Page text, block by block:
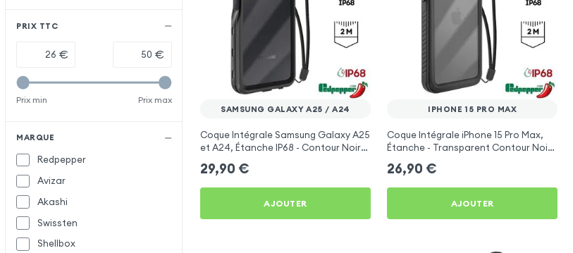
PRIX TTC
€ €
Prix min Prix max
MARQUE
Redpepper
Avizar
Akashi
Swissten
Shellbox
SAMSUNG GALAXY A25 / A24
Coque Intégrale Samsung Galaxy A25
et A24, Étanche IP68 - Contour Noir
29,90 €
AJOUTER
IPHONE 15 PRO MAX
Coque Intégrale iPhone 15 Pro Max,
Étanche - Transparent Contour Noir
26,90 €
AJOUTER